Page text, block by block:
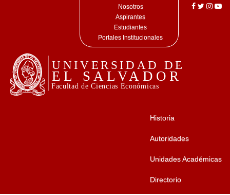
Nosotros
Aspirantes
Estudiantes
Portales Institucionales
Historia
Autoridades
Unidades Académicas
Directorio